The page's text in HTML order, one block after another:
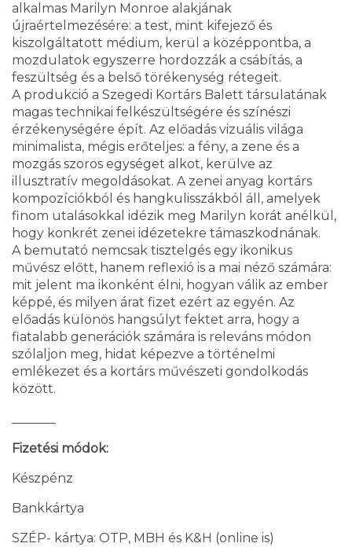
alkalmas Marilyn Monroe alakjának
újraértelmezésére: a test, mint kifejező és
kiszolgáltatott médium, kerül a középpontba, a
mozdulatok egyszerre hordozzák a csábítás, a
feszültség és a belső törékenység rétegeit.
A produkció a Szegedi Kortárs Balett társulatának
magas technikai felkészültségére és színészi
érzékenységére épít. Az előadás vizuális világa
minimalista, mégis erőteljes: a fény, a zene és a
mozgás szoros egységet alkot, kerülve az
illusztratív megoldásokat. A zenei anyag kortárs
kompozíciókból és hangkulisszákból áll, amelyek
finom utalásokkal idézik meg Marilyn korát anélkül,
hogy konkrét zenei idézetekre támaszkodnának.
A bemutató nemcsak tisztelgés egy ikonikus
művész előtt, hanem reflexió is a mai néző számára:
mit jelent ma ikonként élni, hogyan válik az ember
képpé, és milyen árat fizet ezért az egyén. Az
előadás különös hangsúlyt fektet arra, hogy a
fiatalabb generációk számára is releváns módon
szólaljon meg, hidat képezve a történelmi
emlékezet és a kortárs művészeti gondolkodás
között.
Fizetési módok:
Készpénz
Bankkártya
SZÉP- kártya: OTP, MBH és K&H (online is)